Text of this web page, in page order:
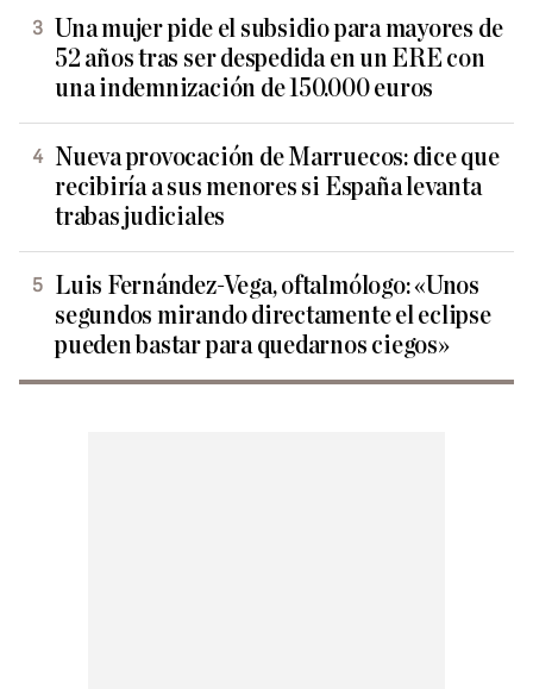
Una mujer pide el subsidio para mayores de
52 años tras ser despedida en un ERE con
una indemnización de 150.000 euros
Nueva provocación de Marruecos: dice que
recibiría a sus menores si España levanta
trabas judiciales
Luis Fernández-Vega, oftalmólogo: «Unos
segundos mirando directamente el eclipse
pueden bastar para quedarnos ciegos»